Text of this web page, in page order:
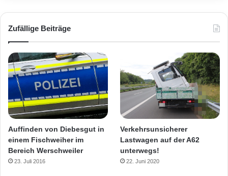
Zufällige Beiträge
Auffinden von Diebesgut in
einem Fischweiher im
Bereich Werschweiler
23. Juli 2016
Verkehrsunsicherer
Lastwagen auf der A62
unterwegs!
22. Juni 2020